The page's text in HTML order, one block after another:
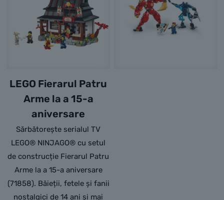
LEGO Fierarul Patru
Arme la a 15-a
aniversare
Sărbătorește serialul TV
LEGO® NINJAGO® cu setul
de construcție Fierarul Patru
Arme la a 15-a aniversare
(71858). Băieții, fetele și fanii
nostalgici de 14 ani și mai